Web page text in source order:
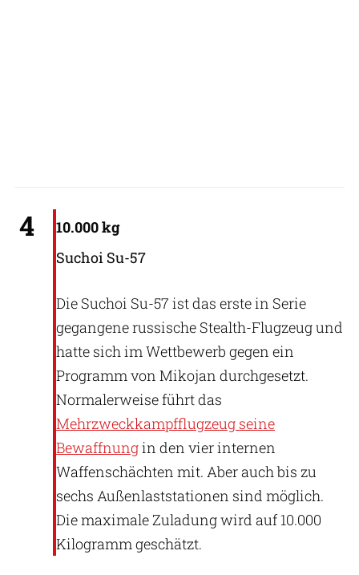
4
10.000 kg
Suchoi Su-57
Die Suchoi Su-57 ist das erste in Serie
gegangene russische Stealth-Flugzeug und
hatte sich im Wettbewerb gegen ein
Programm von Mikojan durchgesetzt.
Normalerweise führt das
Mehrzweckkampfflugzeug seine
Bewaffnungin den vier internen
Waffenschächten mit. Aber auch bis zu
sechs Außenlaststationen sind möglich.
Die maximale Zuladung wird auf 10.000
Kilogramm geschätzt.